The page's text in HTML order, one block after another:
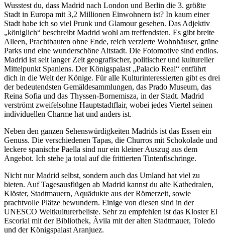
Wusstest du, dass Madrid nach London und Berlin die 3. größte
Stadt in Europa mit 3,2 Millionen Einwohnern ist? In kaum einer
Stadt habe ich so viel Prunk und Glamour gesehen. Das Adjektiv
„königlich“ beschreibt Madrid wohl am treffendsten. Es gibt breite
Alleen, Prachtbauten ohne Ende, reich verzierte Wohnhäuser, grüne
Parks und eine wunderschöne Altstadt. Die Fotomotive sind endlos.
Madrid ist seit langer Zeit geografischer, politischer und kultureller
Mittelpunkt Spaniens. Der Königspalast „Palacio Real“ entführt
dich in die Welt der Könige. Für alle Kulturinteressierten gibt es drei
der bedeutendsten Gemäldesammlungen, das Prado Museum, das
Reina Sofia und das Thyssen-Bornemisza, in der Stadt. Madrid
verströmt zweifelsohne Hauptstadtflair, wobei jedes Viertel seinen
individuellen Charme hat und anders ist.
Neben den ganzen Sehenswürdigkeiten Madrids ist das Essen ein
Genuss. Die verschiedenen Tapas, die Churros mit Schokolade und
leckere spanische Paella sind nur ein kleiner Auszug aus dem
Angebot. Ich stehe ja total auf die frittierten Tintenfischringe.
Nicht nur Madrid selbst, sondern auch das Umland hat viel zu
bieten. Auf Tagesausflügen ab Madrid kannst du alte Kathedralen,
Klöster, Stadtmauern, Aquädukte aus der Römerzeit, sowie
prachtvolle Plätze bewundern. Einige von diesen sind in der
UNESCO Weltkulturerbeliste. Sehr zu empfehlen ist das Kloster El
Escorial mit der Bibliothek, Àvila mit der alten Stadtmauer, Toledo
und der Königspalast Aranjuez.